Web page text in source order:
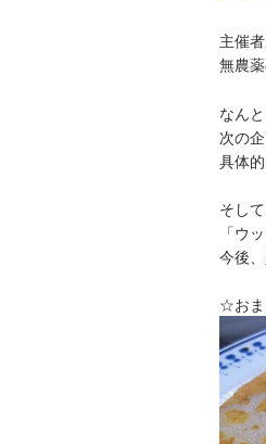
主催
無農
なん
次の
具体
そし
「ウ
今後
☆お